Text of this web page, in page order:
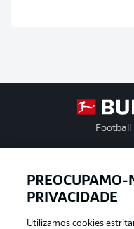
Football
PRIVACIDADE
Utilizamos cookies